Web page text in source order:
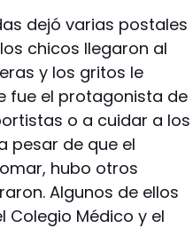
dejó varias postales
chicos llegaron al
y los gritos le
fue el protagonista de
o a cuidar a los
pesar de que el
hubo otros
Algunos de ellos
Colegio Médico y el